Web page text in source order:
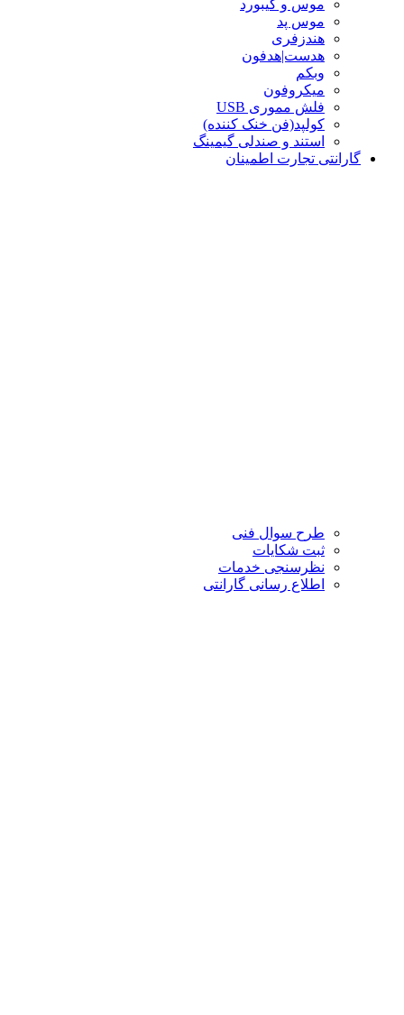
موس و کیبورد
موس پد
هندزفری
هدست|هدفون
وبکم
میکروفون
فلش مموری USB
کولپد(فن خنک کننده)
استند و صندلی گیمینگ
گارانتی تجارت اطمینان
طرح سوال فنی
ثبت شکایات
نظرسنجی خدمات
اطلاع رسانی گارانتی